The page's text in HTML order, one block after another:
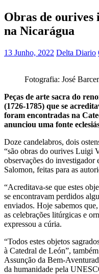
Obras de ourives
na Nicarágua
13 Junho, 2022 Delta Diario
Fotografia: José
Peças de arte sacra do
(1726-1785) que se
foram encontradas na
anunciou uma fonte
Doze candelabros, dois
“são obras do ourives Luigi
observações do
Salomon, feitas para as
“Acreditava-se que estes
se encontravam perdidos
enviados. Hoje sabemos
as celebrações litúrgicas e
expressou a cúria.
“Todos estes objetos
à Catedral de León”,
Assunção da Bem-
da humanidade pela